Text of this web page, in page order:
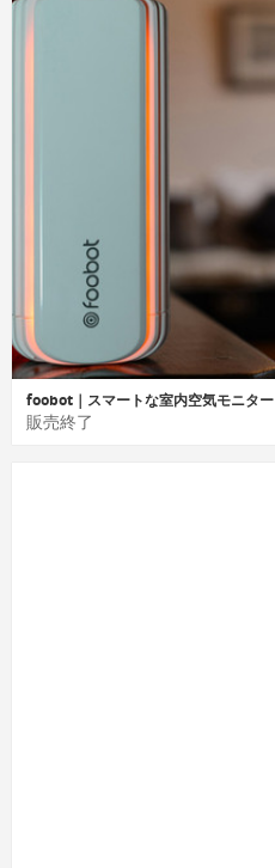
foobot｜スマートな室内空気モニター
販売終了